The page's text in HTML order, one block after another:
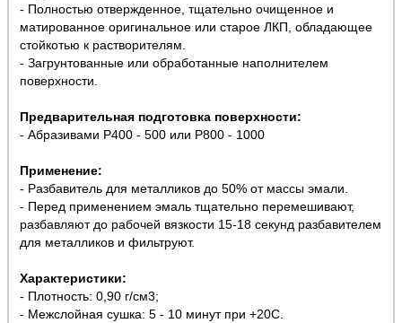
- Полностью отвержденное, тщательно очищенное и
матированное оригинальное или старое ЛКП, обладающее
стойкотью к растворителям.
- Загрунтованные или обработанные наполнителем
поверхности.
Предварительная подготовка поверхности:
- Абразивами Р400 - 500 или P800 - 1000
Применение:
- Разбавитель для металликов до 50% от массы эмали.
- Перед применением эмаль тщательно перемешивают,
разбавляют до рабочей вязкости 15-18 секунд разбавителем
для металликов и фильтруют.
Характеристики:
- Плотность: 0,90 г/см3;
- Межслойная сушка: 5 - 10 минут при +20С.